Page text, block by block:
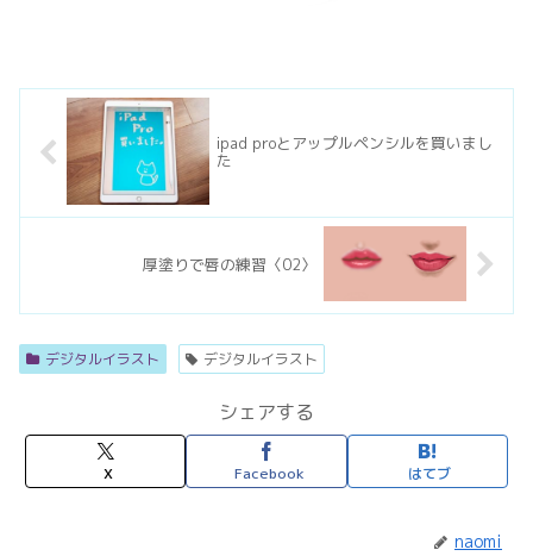
ipad proとアップルペンシルを買いまし
た
厚塗りで唇の練習〈02〉
デジタルイラスト デジタルイラスト
シェアする
X Facebook はてブ
naomi